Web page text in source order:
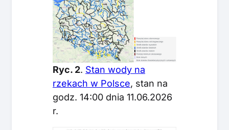
Ryc. 2. Stan wody na
rzekach w Polsce, stan na
godz. 14:00 dnia 11.06.2026
r.